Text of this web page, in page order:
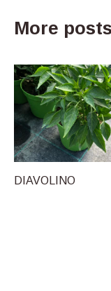
More posts
DIAVOLINO